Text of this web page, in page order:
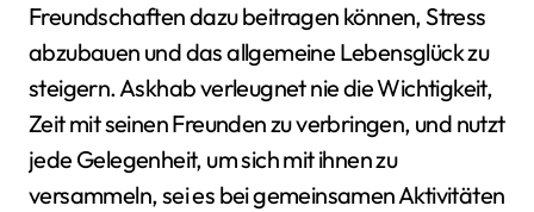
Freundschaften dazu beitragen können, Stress
abzubauen und das allgemeine Lebensglück zu
steigern. Askhab verleugnet nie die Wichtigkeit,
Zeit mit seinen Freunden zu verbringen, und nutzt
jede Gelegenheit, um sich mit ihnen zu
versammeln, sei es bei gemeinsamen Aktivitäten